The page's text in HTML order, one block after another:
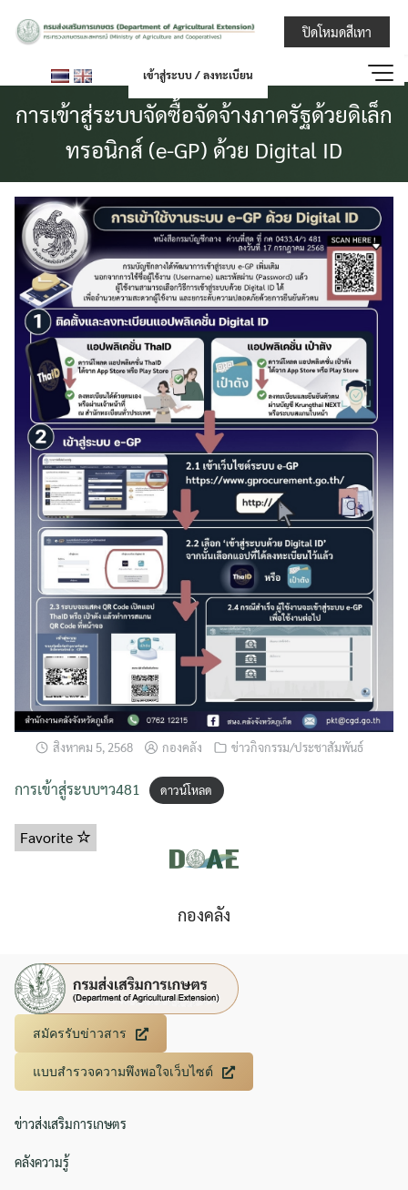
กรมส่งเสริมกา
เข้าสู่ระบบ / ลงทะเบียน
การเข้าสู่ระบบจัดซื้อจัดจ้างภาครัฐด้วยดิเล็ก
ทรอนิกส์ (e-GP) ด้วย Digital ID
สิงหาคม 5, 2568 กองคลัง ข่าวกิจกรรม/ประชาสัมพันธ์
การเข้าสู่ระบบฯว481 ดาวน์โหลด
Favorite
กองคลัง
สมัครรับข่าวสาร
แบบสำรวจความพึงพอใจเว็บไซต์
ข่าวส่งเสริมการเกษตร
คลังความรู้
ปิดโหมดสีเทา